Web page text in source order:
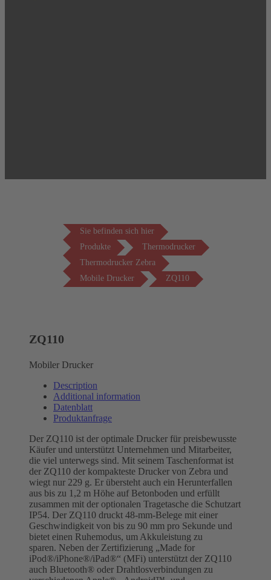
Sie befinden sich hier
Produkte
Thermodrucker
Thermodrucker Zebra
Mobile Drucker
ZQ110
ZQ110
Mobiler Drucker
Description
Additional information
Datenblatt
Produktanfrage
Der ZQ110 ist der optimale Drucker für preisbewusste
Käufer und unterstützt Unternehmen und Mitarbeiter,
die viel unterwegs sind. Mit seinem Taschenformat ist
der ZQ110 der kompakteste Drucker von Zebra und
wiegt nur 229 g. Er übersteht auch ein Herunterfallen
aus bis zu 1,2 m Höhe auf Betonboden und erfüllt
zusammen mit der optionalen Tragetasche die Schutzart
IP54. Der ZQ110 druckt 48-mm-Belege mit einer
Geschwindigkeit von bis zu 90 mm pro Sekunde und
bietet einen Ruhemodus, um Akkuleistung zu
sparen. Neben der Zertifizierung „Made for
iPod®/iPhone®/iPad®“ (MFi) unterstützt der ZQ110
auch Bluetooth® oder Drahtlosverbindungen zu